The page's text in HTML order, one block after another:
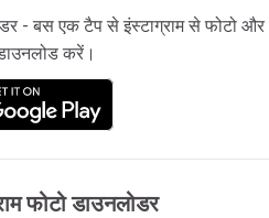
- बस एक टैप से इंस्टाग्राम से फोटो और
करें।
फोटो डाउनलोडर